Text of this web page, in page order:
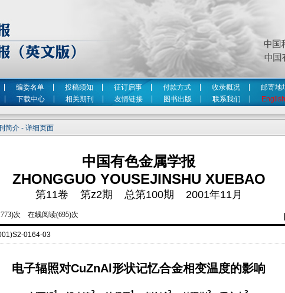
编委名单 投稿须知 征订启事 付款方式 收录概况
邮寄地
下载中心 相关期刊 友情链接 图书出版 联系我们 English
简介 - 详细页面
中国有色金属学报
ZHONGGUO YOUSEJINSHU XUEBAO
第11卷 第z2期 总第100期 2001年11月
0164-03
电子辐照对CuZnAl形状记忆合金相变温度的影响